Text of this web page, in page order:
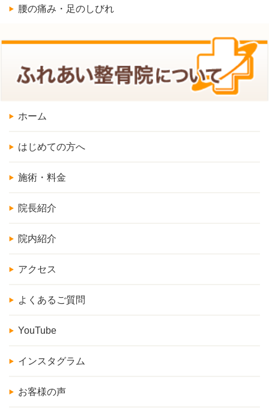
腰の痛み・足のしびれ
ホーム
はじめての方へ
施術・料金
院長紹介
院内紹介
アクセス
よくあるご質問
YouTube
インスタグラム
お客様の声